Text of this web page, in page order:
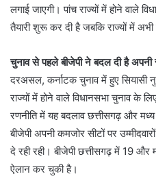
लगाई जाएगी। पांच राज्यों में होने वाले
तैयारी शुरू कर दी है जबकि राज्यों में
चुनाव से पहले बीजेपी ने बदल दी है अपनी
दरअसल, कर्नाटक चुनाव में हुए सियासी
राज्यों में होने वाले विधानसभा चुनाव के
रणनीति में यह बदलाव छत्तीसगढ़ और
बीजेपी अपनी कमजोर सीटों पर
दे रही रही। बीजेपी छत्तीसगढ़ में 19 और
ऐलान कर चुकी है।